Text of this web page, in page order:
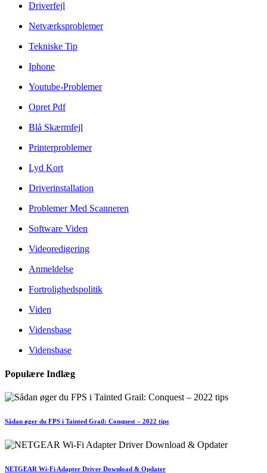
Driverfejl
Netværksproblemer
Tekniske Tip
Iphone
Youtube-Problemer
Opret Pdf
Blå Skærmfejl
Printerproblemer
Lyd Kort
Driverinstallation
Problemer Med Scanneren
Software Viden
Videoredigering
Anmeldelse
Fortrolighedspolitik
Viden
Vidensbase
Vidensbase
Populære Indlæg
Sådan øger du FPS i Tainted Grail: Conquest – 2022 tips
NETGEAR Wi-Fi Adapter Driver Download & Opdater